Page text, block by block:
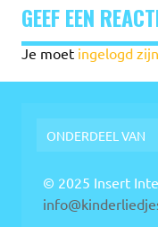
GEEF EEN
Je moet ingelogd
ONDERDEEL VAN
© 2025 Insert